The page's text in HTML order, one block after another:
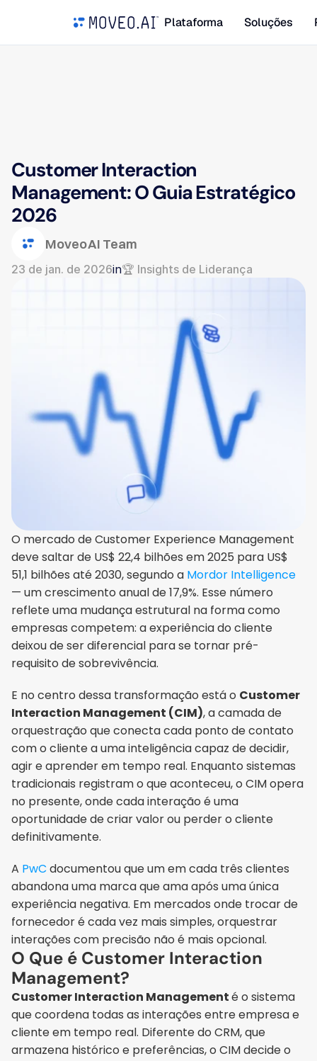
Plataforma Soluções
Customer Interaction
Management: O Guia Estratégico
2026
Moveo AI Team
23 de jan. de 2026in🏆 Insights de Liderança
O mercado de Customer Experience Management
deve saltar de US$ 22,4 bilhões em 2025 para US$
51,1 bilhões até 2030, segundo a Mordor Intelligence
— um crescimento anual de 17,9%. Esse número
reflete uma mudança estrutural na forma como
empresas competem: a experiência do cliente
deixou de ser diferencial para se tornar pré-
requisito de sobrevivência.
E no centro dessa transformação está o Customer
Interaction Management (CIM), a camada de
orquestração que conecta cada ponto de contato
com o cliente a uma inteligência capaz de decidir,
agir e aprender em tempo real. Enquanto sistemas
tradicionais registram o que aconteceu, o CIM opera
no presente, onde cada interação é uma
oportunidade de criar valor ou perder o cliente
definitivamente.
A PwC documentou que um em cada três clientes
abandona uma marca que ama após uma única
experiência negativa. Em mercados onde trocar de
fornecedor é cada vez mais simples, orquestrar
interações com precisão não é mais opcional.
O Que é Customer Interaction
Management?
Customer Interaction Management é o sistema
que coordena todas as interações entre empresa e
cliente em tempo real. Diferente do CRM, que
armazena histórico e preferências, o CIM decide o